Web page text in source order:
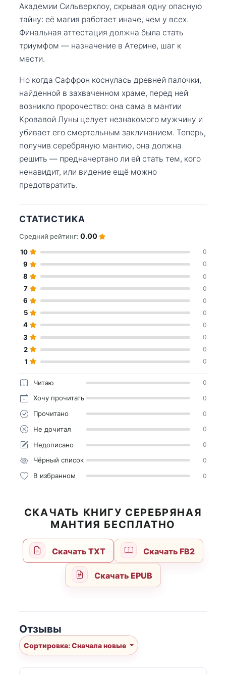
Академии Сильверклоу, скрывая одну опасную
тайну: её магия работает иначе, чем у всех.
Финальная аттестация должна была стать
триумфом — назначение в Атерине, шаг к
мести.
Но когда Саффрон коснулась древней палочки,
найденной в захваченном храме, перед ней
возникло пророчество: она сама в мантии
Кровавой Луны целует незнакомого мужчину и
убивает его смертельным заклинанием. Теперь,
получив серебряную мантию, она должна
решить — предначертано ли ей стать тем, кого
ненавидит, или видение ещё можно
предотвратить.
СТАТИСТИКА
Средний рейтинг: 0.00
10 0
9 0
8 0
7 0
6 0
5 0
4 0
3 0
2 0
1 0
Читаю 0
Хочу прочитать 0
Прочитано 0
Не дочитал 0
Недописано 0
Чёрный список 0
В избранном 0
СКАЧАТЬ КНИГУ СЕРЕБРЯНАЯ
МАНТИЯ БЕСПЛАТНО
Скачать TXT Скачать FB2
Скачать EPUB
Отзывы
Сортировка: Сначала новые